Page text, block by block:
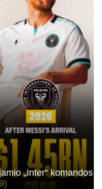
„Inter“ komandos